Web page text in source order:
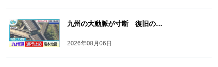
九州の大動脈が寸断 復旧の…
2026年08月06日